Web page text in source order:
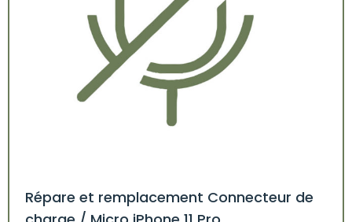
Répare et remplacement Connecteur de